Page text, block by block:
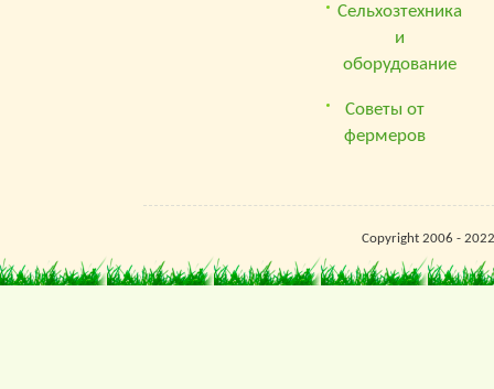
Сельхозтехника
и
оборудование
Советы от
фермеров
Copyright 2006 -